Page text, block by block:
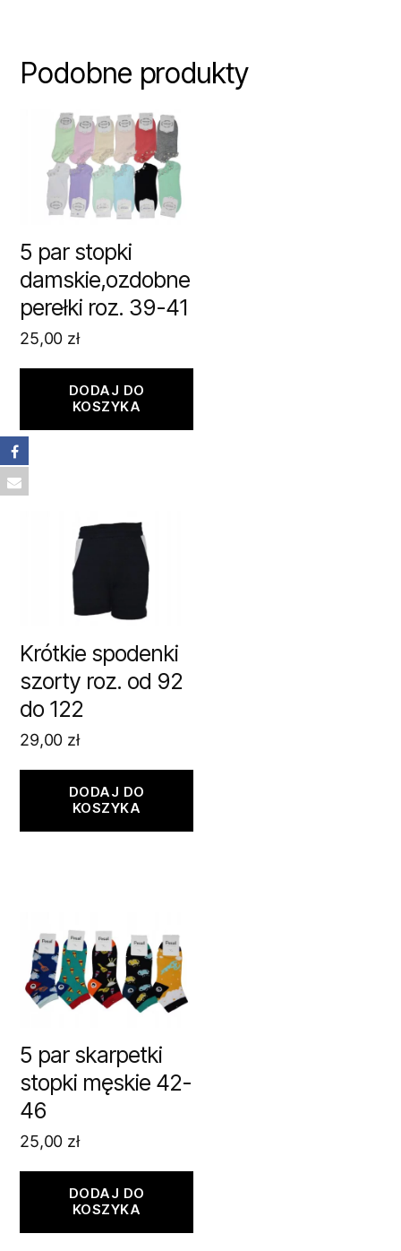
Podobne produkty
5 par stopki
damskie,ozdobne
perełki roz. 39-41
25,00 zł
DODAJ DO
KOSZYKA
Krótkie spodenki
szorty roz. od 92
do 122
29,00 zł
DODAJ DO
KOSZYKA
5 par skarpetki
stopki męskie 42-
46
25,00 zł
DODAJ DO
KOSZYKA